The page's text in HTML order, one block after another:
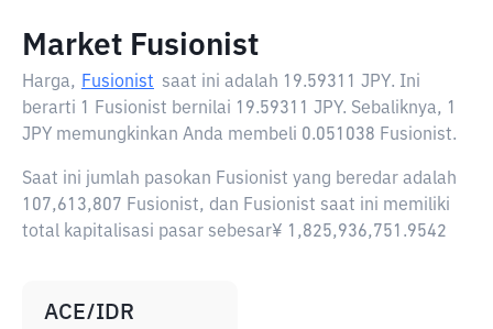
Market Fusionist
Harga, Fusionist saat ini adalah 19.59311 JPY. Ini
berarti 1 Fusionist bernilai 19.59311 JPY. Sebaliknya, 1
JPY memungkinkan Anda membeli 0.051038 Fusionist.
Saat ini jumlah pasokan Fusionist yang beredar adalah
107,613,807 Fusionist, dan Fusionist saat ini memiliki
total kapitalisasi pasar sebesar¥ 1,825,936,751.9542
ACE/IDR